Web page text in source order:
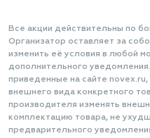
Все акции действительны по
Организатор оставляет за
изменить её условия в любой
дополнительного
приведенные на сайте
внешнего вида конкретного
производителя изменять
комплектацию товара, не
предварительного